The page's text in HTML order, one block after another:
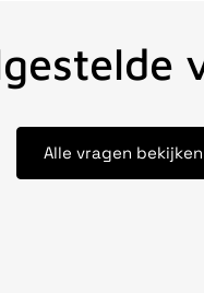
Alle vragen bekijken